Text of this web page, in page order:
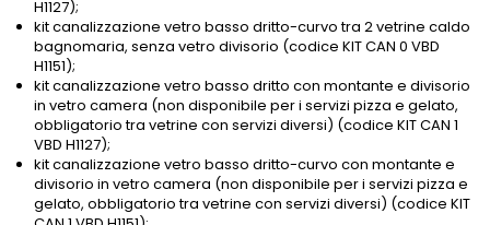
H1127);
kit canalizzazione vetro basso dritto-curvo tra 2 vetrine caldo
bagnomaria, senza vetro divisorio (codice KIT CAN 0 VBD
H1151);
kit canalizzazione vetro basso dritto con montante e divisorio
in vetro camera (non disponibile per i servizi pizza e gelato,
obbligatorio tra vetrine con servizi diversi) (codice KIT CAN 1
VBD H1127);
kit canalizzazione vetro basso dritto-curvo con montante e
divisorio in vetro camera (non disponibile per i servizi pizza e
gelato, obbligatorio tra vetrine con servizi diversi) (codice KIT